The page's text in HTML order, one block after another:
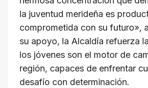
la juventud merideña es
comprometida con su futuro»,
su apoyo, la Alcaldía refuerza
los jóvenes son el motor de
región, capaces de enfrentar
desafío con determinación.